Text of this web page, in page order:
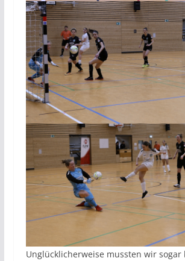
Unglücklicherweise mussten wir sogar